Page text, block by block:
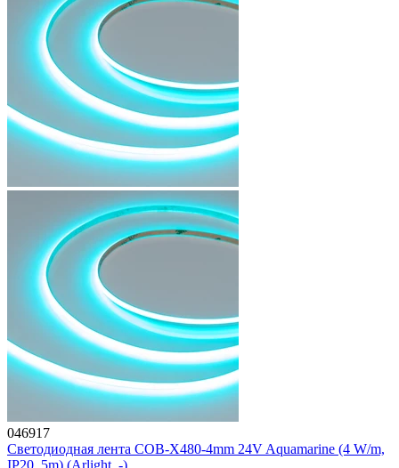
046917
Светодиодная лента COB-X480-4mm 24V Aquamarine (4 W/m,
IP20, 5m) (Arlight, -)